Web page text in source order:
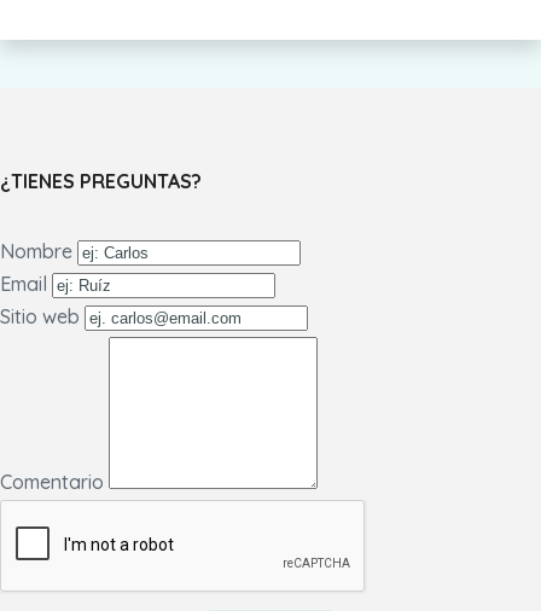
¿TIENES PREGUNTAS?
Nombre
Email
Sitio web
Comentario